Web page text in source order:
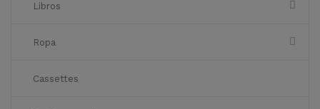
Libros
Ropa
Cassettes